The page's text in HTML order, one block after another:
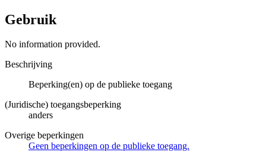
Gebruik
No information provided.
Beschrijving
Beperking(en) op de publieke toegang
(Juridische) toegangsbeperking
anders
Overige beperkingen
Geen beperkingen op de publieke toegang.